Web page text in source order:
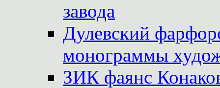
завода
Дулевский
монограммы
ЗИК фаянс